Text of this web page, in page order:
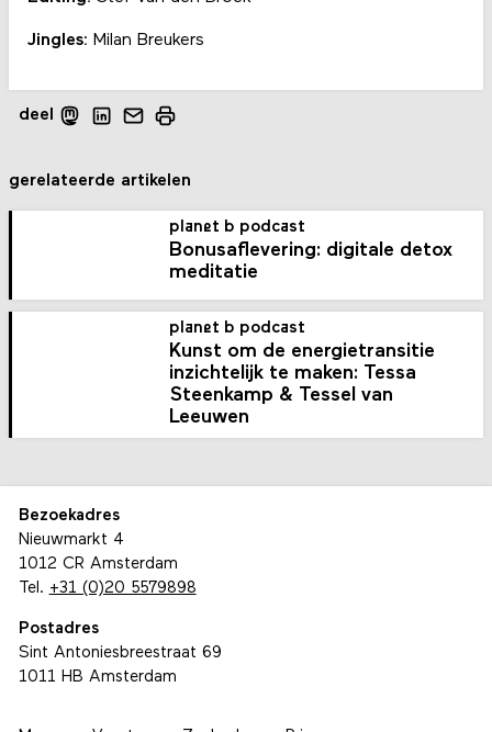
Jingles: Milan Breukers
deel
gerelateerde artikelen
planet b podcast
Bonusaflevering: digitale detox
meditatie
planet b podcast
Kunst om de energietransitie
inzichtelijk te maken: Tessa
Steenkamp & Tessel van
Leeuwen
Bezoekadres
Nieuwmarkt 4
1012 CR Amsterdam
Tel. +31 (0)20 5579898
Postadres
Sint Antoniesbreestraat 69
1011 HB Amsterdam